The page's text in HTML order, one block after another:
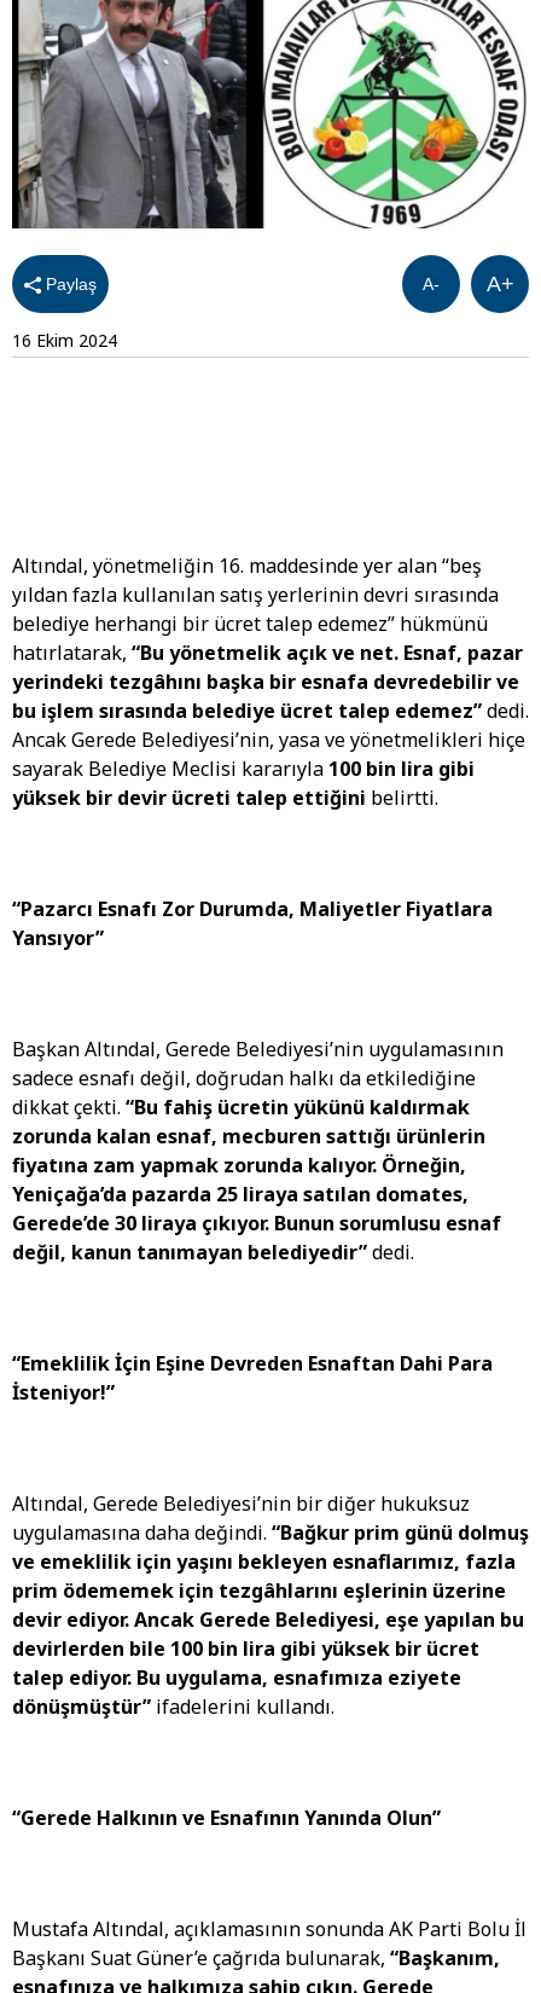
Paylaş A+
A-
16 Ekim 2024
Altındal, yönetmeliğin 16. maddesinde yer alan “beş
yıldan fazla kullanılan satış yerlerinin devri sırasında
belediye herhangi bir ücret talep edemez” hükmünü
hatırlatarak, “Bu yönetmelik açık ve net. Esnaf, pazar
yerindeki tezgâhını başka bir esnafa devredebilir ve
bu işlem sırasında belediye ücret talep edemez”dedi.
Ancak Gerede Belediyesi’nin, yasa ve yönetmelikleri hiçe
sayarak Belediye Meclisi kararıyla 100 bin lira gibi
yüksek bir devir ücreti talep ettiğini belirtti.
“Pazarcı Esnafı Zor Durumda, Maliyetler Fiyatlara
Yansıyor”
Başkan Altındal, Gerede Belediyesi’nin uygulamasının
sadece esnafı değil, doğrudan halkı da etkilediğine
dikkat çekti. “Bu fahiş ücretin yükünü kaldırmak
zorunda kalan esnaf, mecburen sattığı ürünlerin
fiyatına zam yapmak zorunda kalıyor. Örneğin,
Yeniçağa’da pazarda 25 liraya satılan domates,
Gerede’de 30 liraya çıkıyor. Bunun sorumlusu esnaf
değil, kanun tanımayan belediyedir”dedi.
“Emeklilik İçin Eşine Devreden Esnaftan Dahi Para
İsteniyor!”
Altındal, Gerede Belediyesi’nin bir diğer hukuksuz
uygulamasına daha değindi. “Bağkur prim günü dolmuş
ve emeklilik için yaşını bekleyen esnaflarımız, fazla
prim ödememek için tezgâhlarını eşlerinin üzerine
devir ediyor. Ancak Gerede Belediyesi, eşe yapılan bu
devirlerden bile 100 bin lira gibi yüksek bir ücret
talep ediyor. Bu uygulama, esnafımıza eziyete
dönüşmüştür” ifadelerini kullandı.
“Gerede Halkının ve Esnafının Yanında Olun”
Mustafa Altındal, açıklamasının sonunda AK Parti Bolu İl
Başkanı Suat Güner’e çağrıda bulunarak, “Başkanım,
esnafınıza ve halkımıza sahip çıkın. Gerede